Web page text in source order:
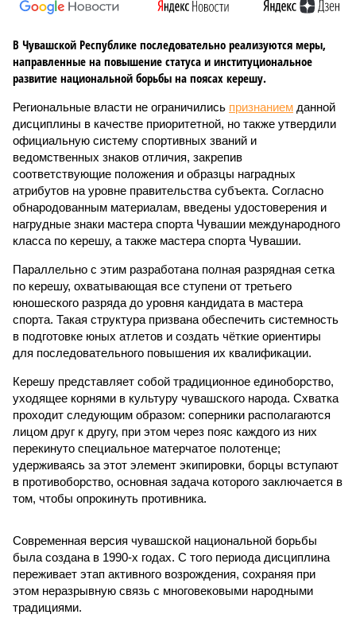
В Чувашской Республике последовательно реализуются меры,
направленные на повышение статуса и институциональное
развитие национальной борьбы на поясах керешу.
Региональные власти не ограничились признанием данной
дисциплины в качестве приоритетной, но также утвердили
официальную систему спортивных званий и
ведомственных знаков отличия, закрепив
соответствующие положения и образцы наградных
атрибутов на уровне правительства субъекта. Согласно
обнародованным материалам, введены удостоверения и
нагрудные знаки мастера спорта Чувашии международного
класса по керешу, а также мастера спорта Чувашии.
Параллельно с этим разработана полная разрядная сетка
по керешу, охватывающая все ступени от третьего
юношеского разряда до уровня кандидата в мастера
спорта. Такая структура призвана обеспечить системность
в подготовке юных атлетов и создать чёткие ориентиры
для последовательного повышения их квалификации.
Керешу представляет собой традиционное единоборство,
уходящее корнями в культуру чувашского народа. Схватка
проходит следующим образом: соперники располагаются
лицом друг к другу, при этом через пояс каждого из них
перекинуто специальное матерчатое полотенце;
удерживаясь за этот элемент экипировки, борцы вступают
в противоборство, основная задача которого заключается в
том, чтобы опрокинуть противника.
Современная версия чувашской национальной борьбы
была создана в 1990-х годах. С того периода дисциплина
переживает этап активного возрождения, сохраняя при
этом неразрывную связь с многовековыми народными
традициями.